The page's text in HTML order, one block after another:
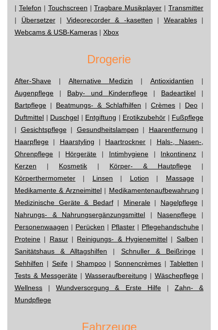
| Telefon | Touchscreen |Tragbare Musikplayer | Transmitter
| Übersetzer| Videorecorder & -kasetten | Wearables|
Webcams & USB-Kameras | Xbox
Drogerie
After-Shave | Alternative Medizin | Antioxidantien |
Augenpflege | Baby- und Kinderpflege | Badeartikel |
Bartpflege | Beatmungs- & Schlafhilfen | Crèmes | Deo |
Duftmittel | Duschgel | Entgiftung | Erotikzubehör | Fußpflege
| Gesichtspflege| Gesundheitslampen | Haarentfernung |
Haarpflege | Haarstyling | Haartrockner | Hals-, Nasen-,
Ohrenpflege | Hörgeräte | Intimhygiene| Inkontinenz |
Kerzen | Kosmetik | Körper- & Hautpflege |
Körperthermometer | Linsen | Lotion | Massage|
Medikamente & Arzneimittel| Medikamentenaufbewahrung |
Medizinische Geräte & Bedarf| Minerale| Nagelpflege|
Nahrungs- & Nahrungsergänzungsmittel | Nasenpflege |
Personenwaagen | Perücken | Pflaster | Pflegehandschuhe |
Proteine | Rasur| Reinigungs- & Hygienemittel | Salben |
Sanitätshaus & Alltagshilfen | Schnuller & Beißringe|
Sehhilfen | Seife| Shampoo|Sonnencrèmes |Tabletten |
Tests & Messgeräte | Wasseraufbereitung | Wäschepflege |
Wellness |Wundversorgung & Erste Hilfe| Zahn- &
Mundpflege
Fahrzeuge